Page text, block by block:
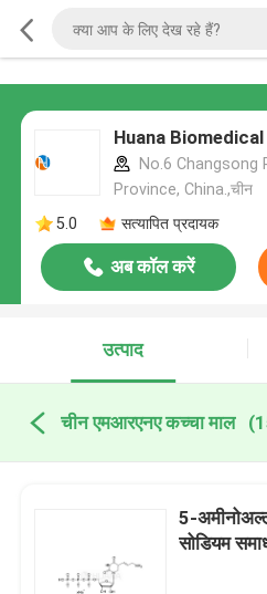
Huana
No.6 Changsong
Province, China.,चीन
5.0
सत्यापित प्रदायक
अब कॉल करें
उत्पाद
चीन एमआरएनए कच्चा माल
5-
सोडियम